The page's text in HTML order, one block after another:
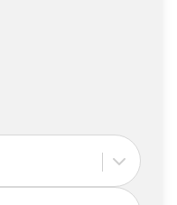
Privatperson sind